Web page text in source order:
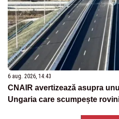
6 aug. 2026, 14:43
CNAIR avertizează asupra
Ungaria care scumpește